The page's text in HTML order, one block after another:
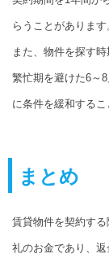
らうことがあります
また、物件を探す時
繁忙期を避けた6～
に条件を緩和する
まとめ
賃貸物件を契約す
礼のお金であり、返